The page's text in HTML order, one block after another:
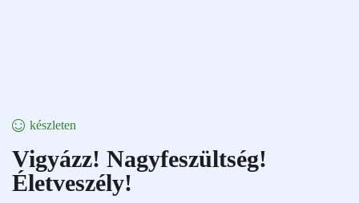
készleten
Vigyázz! Nagyfeszültség!
Életveszély!